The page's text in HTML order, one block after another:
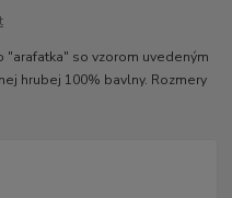
"arafatka" so vzorom uvedeným
hrubej 100% bavlny. Rozmery